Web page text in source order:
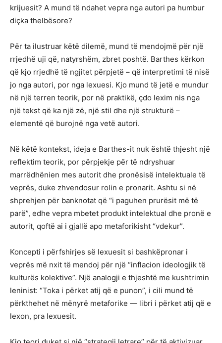
krijuesit? A mund të ndahet vepra nga autori pa humbur
diçka thelbësore?
Për ta ilustruar këtë dilemë, mund të mendojmë për një
rrjedhë uji që, natyrshëm, zbret poshtë. Barthes kërkon
që kjo rrjedhë të ngjitet përpjetë – që interpretimi të nisë
jo nga autori, por nga lexuesi. Kjo mund të jetë e mundur
në një terren teorik, por në praktikë, çdo lexim nis nga
një tekst që ka një zë, një stil dhe një strukturë –
elementë që burojnë nga vetë autori.
Në këtë kontekst, ideja e Barthes-it nuk është thjesht një
reflektim teorik, por përpjekje për të ndryshuar
marrëdhënien mes autorit dhe pronësisë intelektuale të
veprës, duke zhvendosur rolin e pronarit. Ashtu si në
shprehjen për banknotat që “i paguhen prurësit më të
parë”, edhe vepra mbetet produkt intelektual dhe pronë e
autorit, qoftë ai i gjallë apo metaforikisht “vdekur”.
Koncepti i përfshirjes së lexuesit si bashkëpronar i
veprës më nxit të mendoj për një “inflacion ideologjik të
kulturës kolektive”. Një analogji e thjeshtë me kushtrimin
leninist: “Toka i përket atij që e punon”, i cili mund të
përkthehet në mënyrë metaforike — libri i përket atij që e
lexon, pra lexuesit.